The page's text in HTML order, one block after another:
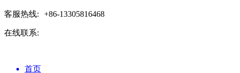
客服热线: +86-13305816468
在线联系:
首页